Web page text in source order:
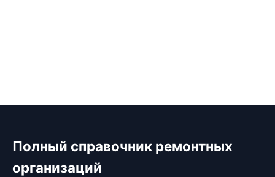
Полный справочник ремонтных
организаций